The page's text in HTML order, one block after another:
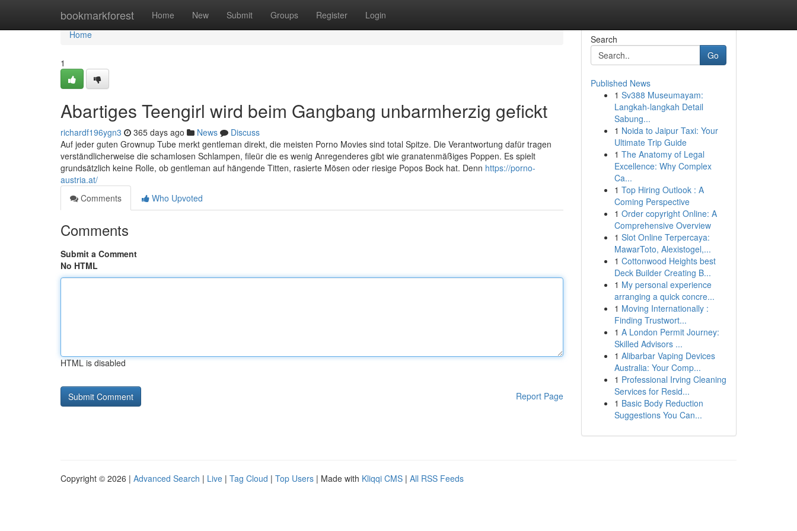
bookmarkforest Home New Submit Groups Register Login
Home
Home
1
Abartiges Teengirl wird beim Gangbang unbarmherzig gefickt
richardf196ygn3 365 days ago News
Discuss
Auf jeder guten Grownup Tube merkt gentleman direkt, die meisten Porno Movies sind total Spitze. Die Verantwortung dafür tragen
verständlicherweise die schamlosen Schlampen, fileür die es wenig Anregenderes gibt wie granatenmäßiges Poppen. Es spielt
grundsätzlich keine Rolle, ob gentleman auf hängende Titten, rasierte Mösen oder riesige Popos Bock hat. Denn https://porno-
austria.at/
Comments
Who Upvoted
Comments
Submit a Comment
No HTML
HTML is disabled
Report Page
Search
Go
Published News
1 Sv388 Museumayam:
Langkah-langkah Detail
Sabung...
1 Noida to Jaipur Taxi: Your
Ultimate Trip Guide
1 The Anatomy of Legal
Excellence: Why Complex
Ca...
1 Top Hiring Outlook : A
Coming Perspective
1 Order copyright Online: A
Comprehensive Overview
1 Slot Online Terpercaya:
MawarToto, Alexistogel,...
1 Cottonwood Heights best
Deck Builder Creating B...
1 My personal experience
arranging a quick concre...
1 Moving Internationally :
Finding Trustwort...
1 A London Permit Journey:
Skilled Advisors ...
1 Alibarbar Vaping Devices
Australia: Your Comp...
1 Professional Irving Cleaning
Services for Resid...
1 Basic Body Reduction
Suggestions You Can...
Copyright © 2026 | Advanced Search | Live | Tag Cloud | Top Users | Made with Kliqqi CMS | All RSS Feeds